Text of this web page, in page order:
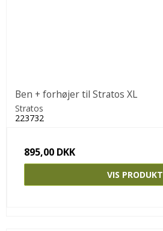
Ben + forhøjer til Stratos XL
Stratos
223732
895,00 DKK
VIS PRODUKT